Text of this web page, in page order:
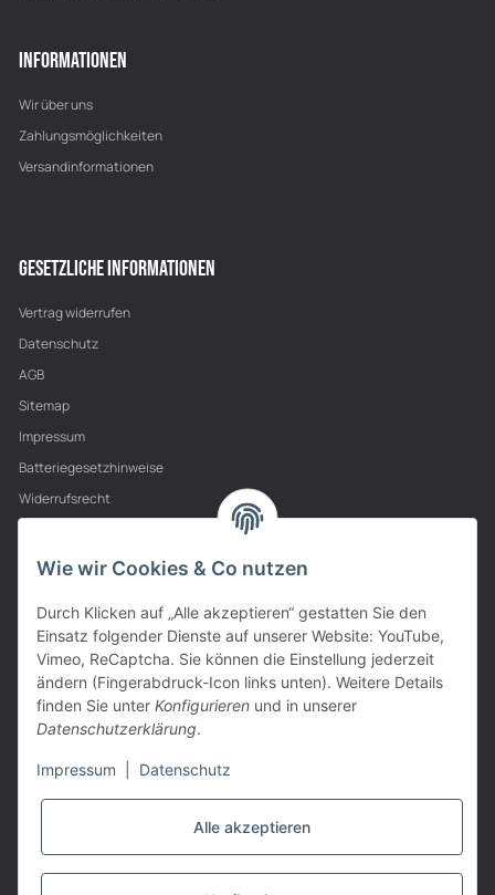
INFORMATIONEN
Wir über uns
Zahlungsmöglichkeiten
Versandinformationen
GESETZLICHE INFORMATIONEN
Vertrag widerrufen
Datenschutz
AGB
Sitemap
Impressum
Batteriegesetzhinweise
Widerrufsrecht
PARTNER
VERTRAG WIDERRUFEN
Wie wir Cookies & Co nutzen
Durch Klicken auf „Alle akzeptieren“ gestatten Sie den
Einsatz folgender Dienste auf unserer Website: YouTube,
Vimeo, ReCaptcha. Sie können die Einstellung jederzeit
ändern (Fingerabdruck-Icon links unten). Weitere Details
finden Sie unter Konfigurieren und in unserer
Datenschutzerklärung.
Impressum Datenschutz
Alle akzeptieren